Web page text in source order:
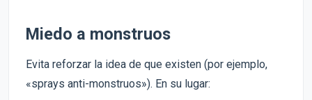
Miedo a monstruos
Evita reforzar la idea de que existen (por ejemplo,
«sprays anti-monstruos»). En su lugar: